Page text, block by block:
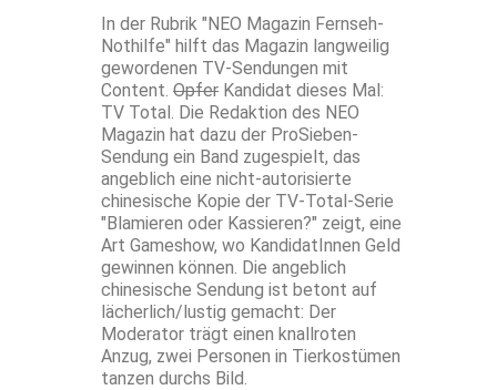
In der Rubrik "NEO Magazin Fernseh-
Nothilfe" hilft das Magazin langweilig
gewordenen TV-Sendungen mit
Content. Opfer Kandidat dieses Mal:
TV Total. Die Redaktion des NEO
Magazin hat dazu der ProSieben-
Sendung ein Band zugespielt, das
angeblich eine nicht-autorisierte
chinesische Kopie der TV-Total-Serie
"Blamieren oder Kassieren?" zeigt, eine
Art Gameshow, wo KandidatInnen Geld
gewinnen können. Die angeblich
chinesische Sendung ist betont auf
lächerlich/lustig gemacht: Der
Moderator trägt einen knallroten
Anzug, zwei Personen in Tierkostümen
tanzen durchs Bild.